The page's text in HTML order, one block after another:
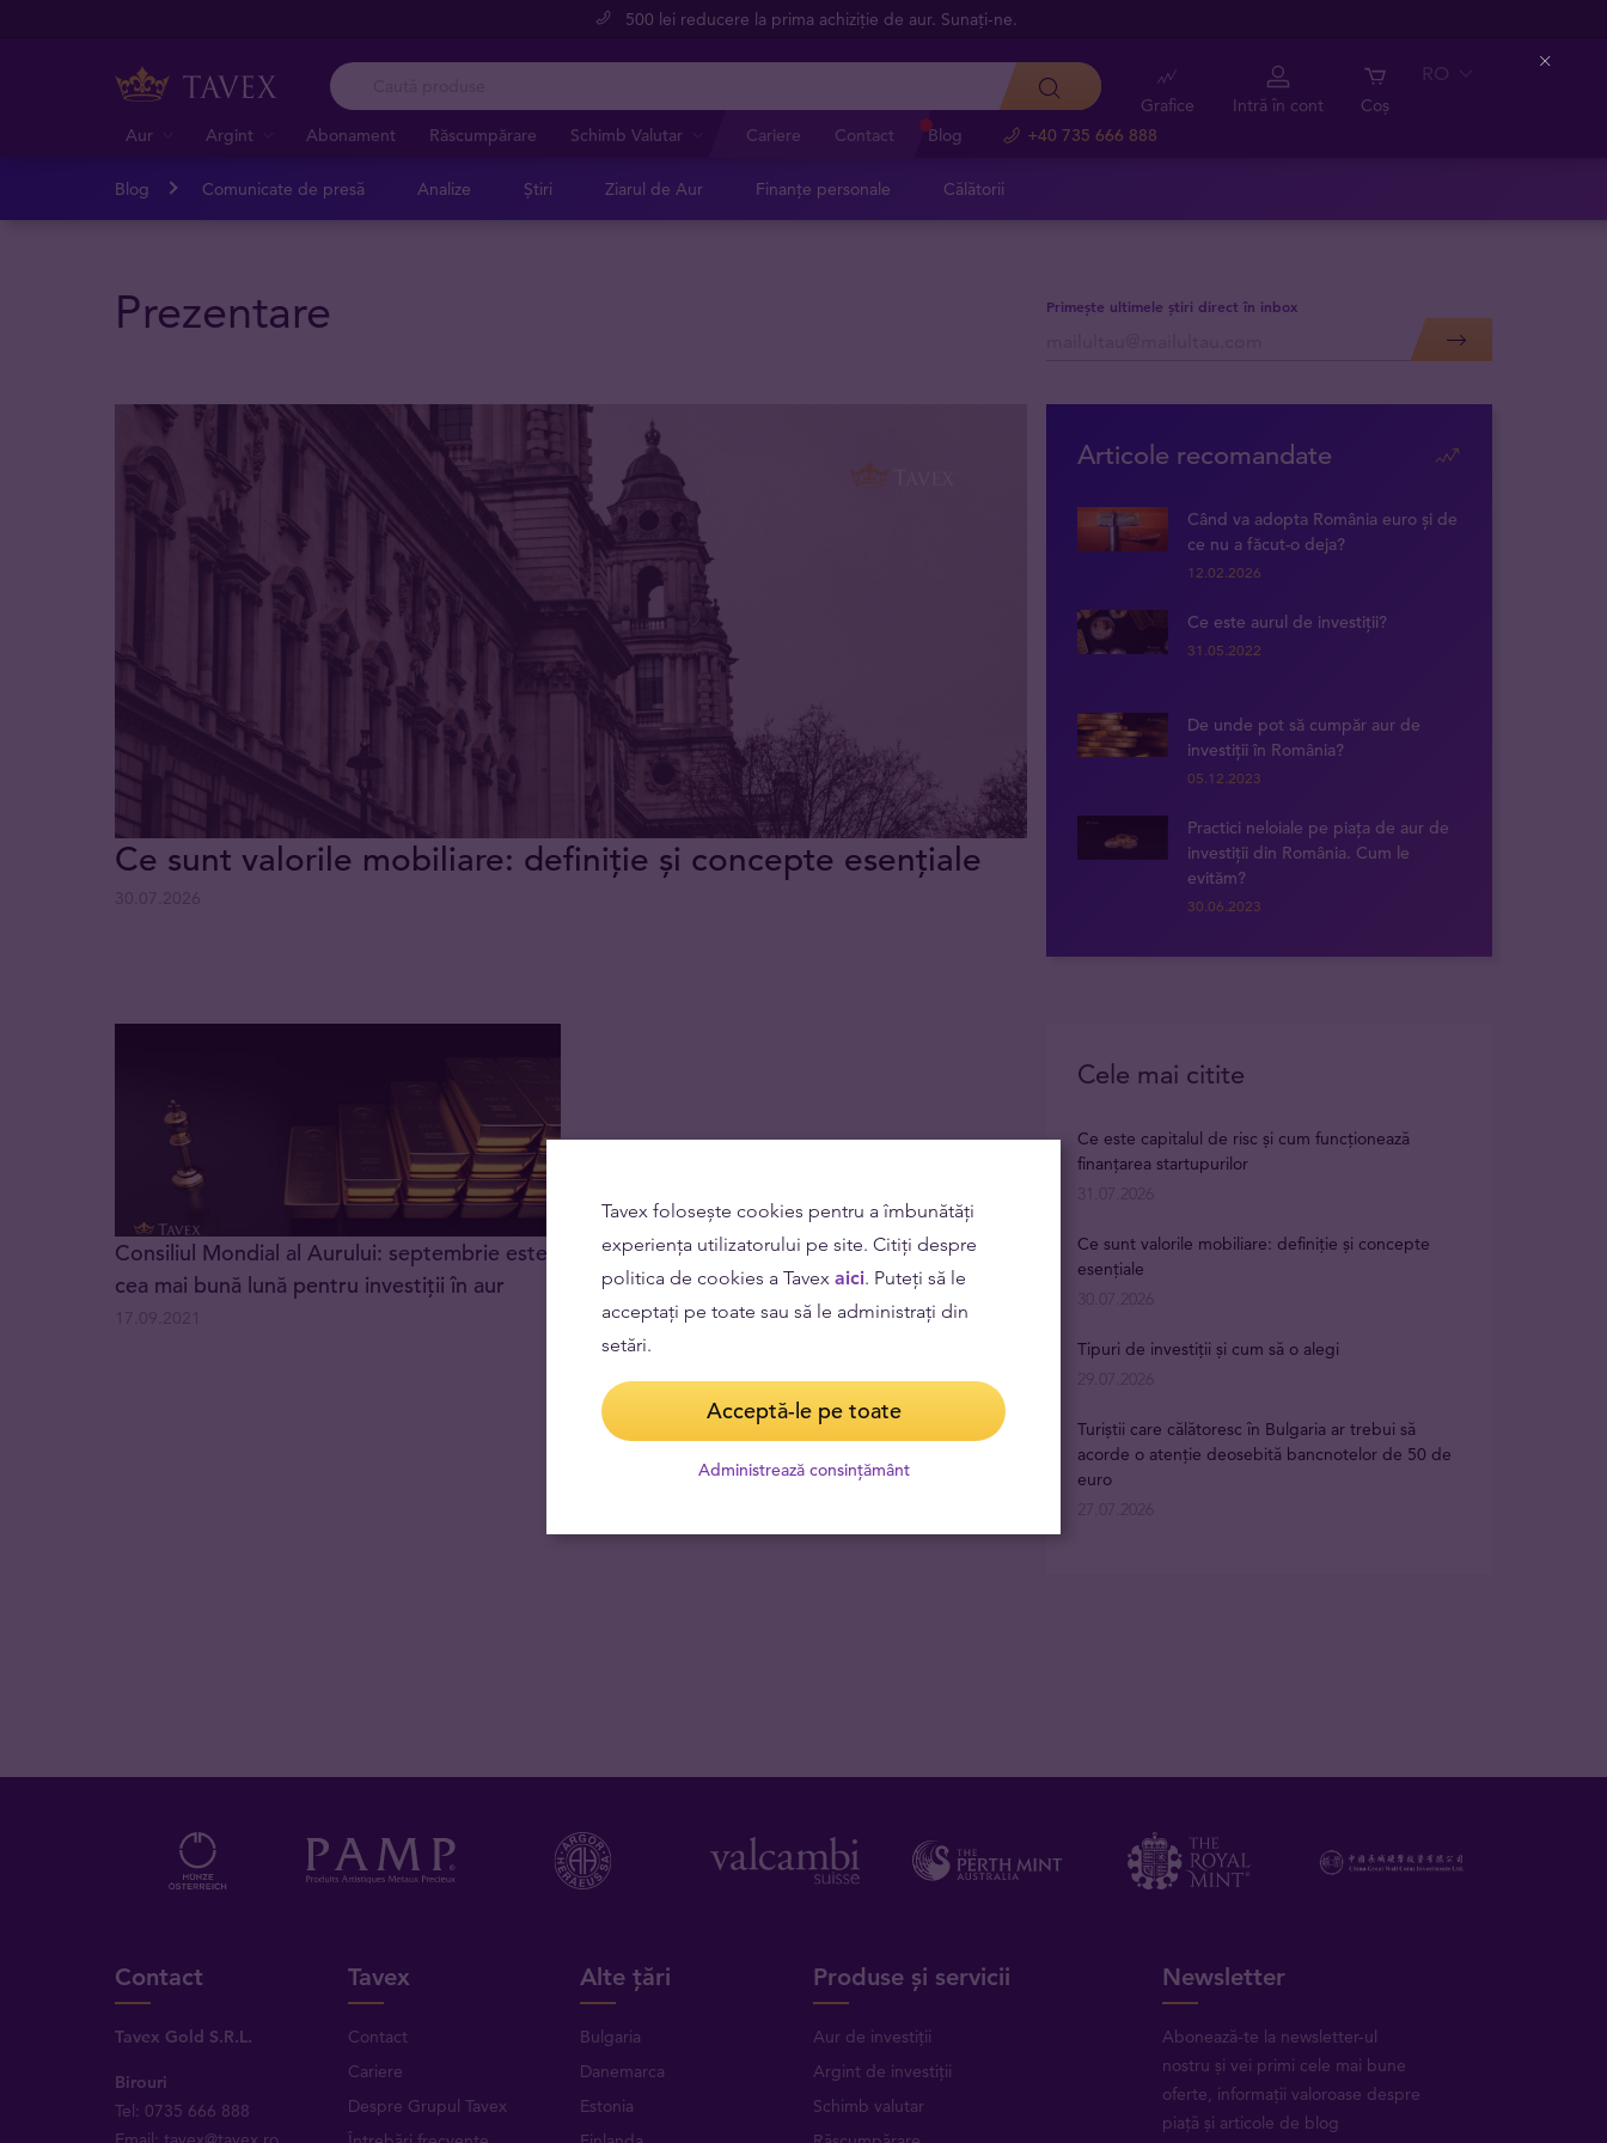
500 lei reducere la prima achiziție de aur. Sunați-ne.
Aur Argint Abonament Răscumpărare Schimb Valutar Cariere Contact Blog +40 735 666 888
Grafice Intră în cont Coș
RO
Blog Comunicate de presă Analize Știri Ziarul de Aur Finanțe personale Călătorii
Prezentare Primește ultimele știri direct în inbox
Ce sunt valorile mobiliare: definiție și concepte esențiale
Articole recomandate
Când va adopta România euro și de
ce nu a făcut-o deja?
12.02.2026
Ce este aurul de investiții?
31.05.2022
De unde pot să cumpăr aur de
investiții în România?
05.12.2023
Practici neloiale pe piața de aur de
investiții din România. Cum le
evităm?
30.06.2023
Consiliul Mondial al Aurului: septembrie este
cea mai bună lună pentru investiții în aur
Cele mai citite
Ce este capitalul de risc și cum funcționează
finanțarea startupurilor
31.07.2026
Ce sunt valorile mobiliare: definiție și concepte
esențiale
30.07.2026
Tipuri de investiții și cum să o alegi
29.07.2026
Turiștii care călătoresc în Bulgaria ar trebui să
acorde o atenție deosebită bancnotelor de 50 de
euro
27.07.2026
Contact
Tavex Gold S.R.L.
Birouri
Tel: 0735 666 888
Tavex
Contact
Cariere
Despre Grupul Tavex
Alte țări
Bulgaria
Danemarca
Estonia
Produse și servicii
Aur de investiții
Argint de investiții
Schimb valutar
Newsletter
Abonează-te la newsletter-ul
nostru și vei primi cele mai bune
oferte, informații valoroase despre
piață și articole de blog
Tavex folosește cookies pentru a îmbunătăți
experiența utilizatorului pe site. Citiți despre
politica de cookies a Tavex aici. Puteți să le
acceptați pe toate sau să le administrați din
setări.
Acceptă-le pe toate
Administrează consințământ
Close